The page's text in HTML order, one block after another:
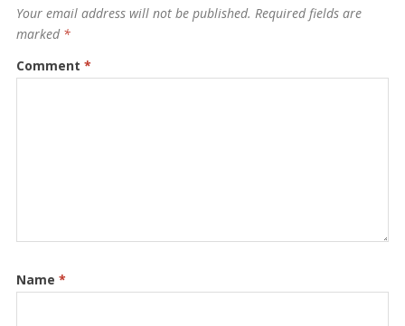
Your email address will not be published. Required fields are
marked *
Comment *
Name *